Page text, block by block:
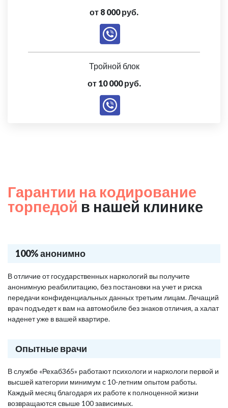
от 8 000 руб.
Тройной блок
от 10 000 руб.
Гарантии на кодирование
торпедой в нашей клинике
100% анонимно
В отличие от государственных наркологий вы получите
анонимную реабилитацию, без постановки на учет и риска
передачи конфиденциальных данных третьим лицам. Лечащий
врач подъедет к вам на автомобиле без знаков отличия, а халат
наденет уже в вашей квартире.
Опытные врачи
В службе «Рехаб365» работают психологи и наркологи первой и
высшей категории минимум с 10-летним опытом работы.
Каждый месяц благодаря их работе к полноценной жизни
возвращаются свыше 100 зависимых.